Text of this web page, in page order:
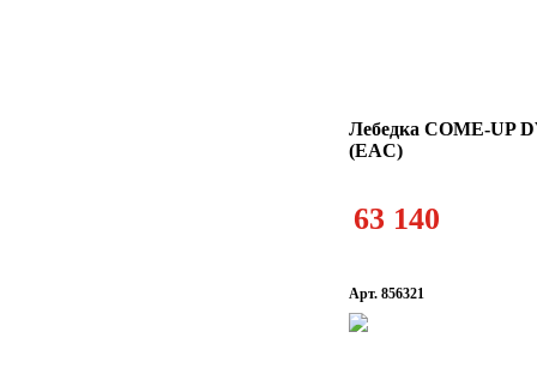
Лебедка COME-UP
(EAC)
63 140
Арт. 856321